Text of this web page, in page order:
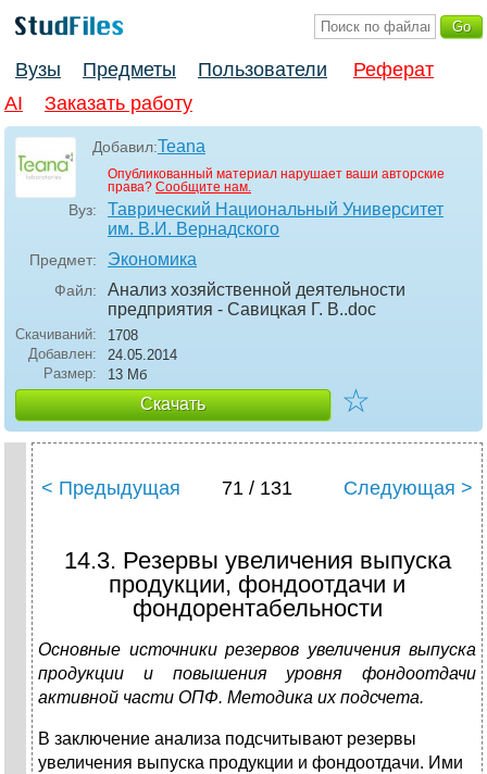
Вузы Предметы Пользователи
Реферат
AI
Заказать работу
Добавил:Teana
Опубликованный материал нарушает ваши авторские
права? Сообщите нам.
Вуз:
Таврический Национальный Университет
им. В.И. Вернадского
Предмет: Экономика
Файл:
Анализ хозяйственной деятельности
предприятия - Савицкая Г. В..doc
Скачиваний:
1708
Добавлен:
24.05.2014
Размер:
13 Мб
Скачать ☆
< Предыдущая 71 / 131 Следующая >
14.3. Резервы увеличения выпуска
продукции, фондоотдачи и
фондорентабельности
Основные источники резервов увеличения выпуска
продукции и повышения уровня фондоотдачи
активной части ОПФ. Методика их подсчета.
В заключение анализа подсчитывают резервы
увеличения выпуска продукции и фондоотдачи. Ими